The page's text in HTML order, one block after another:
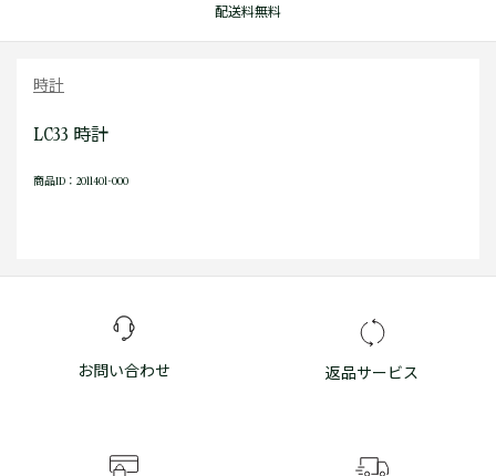
配送料無料
時計
LC33 時計
商品ID：2011401-000
お問い合わせ 返品サービス